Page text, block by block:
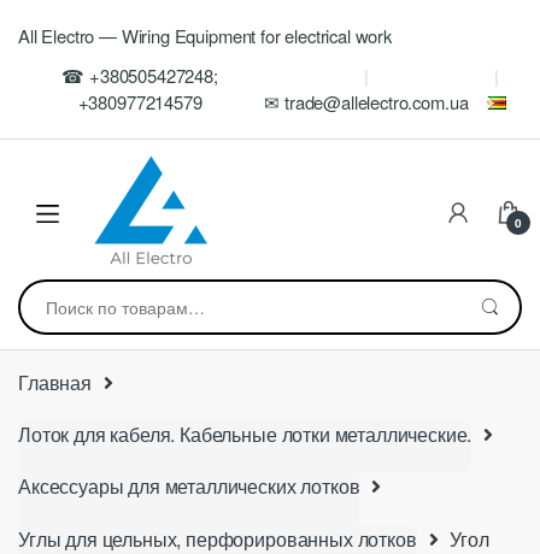
navigation
All Electro — Wiring Equipment for electrical work
☎ +380505427248;
+380977214579
✉ trade@allelectro.com.ua
0
Искать:
Главная
Лоток для кабеля. Кабельные лотки металлические.
Аксессуары для металлических лотков
Углы для цельных, перфорированных лотков
Угол